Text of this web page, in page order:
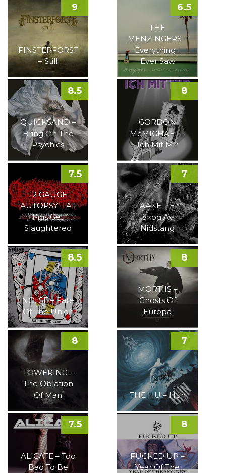
FINSTERFORST
– Still
9
THE
MENZINGERS –
Everything I
Ever Saw
6.5
QUICKSAND –
Bring On The
Psychics
8.5
GORDON
McMICHAEL –
Ich Mit Mir
8
12 GAUGE
AUTOPSY – All
Pigs Get
Slaughtered
7.5
TAAKE – En
Skog Av
Nidstang
7
NOI!SE – Fate
Of The Union
8.5
MORTIIS –
Ghosts Of
Europa
8
TOWERING –
The Oblation
Of Man
8
THE HU – Hun
7
ALICATE – Too
Bad To Be
7.5
FUCKED UP –
Year Of The
8